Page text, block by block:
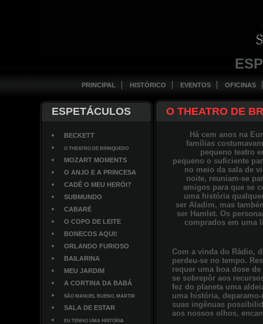
PRINCIPAL HISTÓRICO EVENTOS OFICINAS
ESPETÁCULOS
BECKETT
O THEATRO DE BRINQUEDO
MOZART MOMENTS
O ANJO E A PRINCESA
CADÊ O MEU HERÓI?
SUBMUNDO
CABARÉ
O COPO DE LEITE
BONECOS AQUI!
ORLANDO FURIOSO
BAILARINA
MEU JARDIM
A CORTINA DA BABÁ
SÃO MANUEL BUENO, MÁRTIR
SALA DE ESTAR
EU TENHO UMA HISTÓRIA
O THEATRO DE
Há cem anos na
famílias
pequeno teatro
pequeno o suficiente
no meio da sala de
noite, reuniam-se
amigos para que se
uma história
ser Aladim, mas
ser Hamlet. Os
comprados em uma
Com a vinda do Rádio,
perdeu-se no tempo.
requer uma boa dose
se sobrepôr aos
fez do planeta uma
uma história,
suas ingênuas
aos nossos olhos,